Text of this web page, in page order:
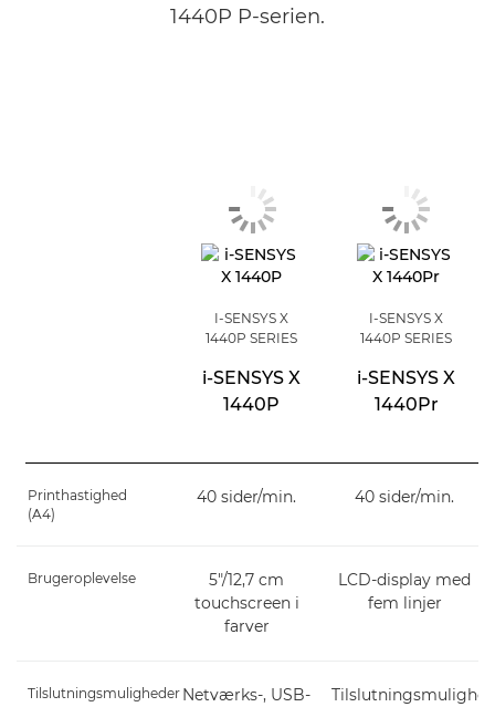
1440P P-serien.
I-SENSYS X
1440P SERIES
i-SENSYS X
1440P
I-SENSYS X
1440P SERIES
i-SENSYS X
1440Pr
Printhastighed
(A4)
40 sider/min. 40 sider/min.
Brugeroplevelse
5"/12,7 cm
touchscreen i
farver
LCD-display med
fem linjer
Tilslutningsmuligheder Netværks-, USB-